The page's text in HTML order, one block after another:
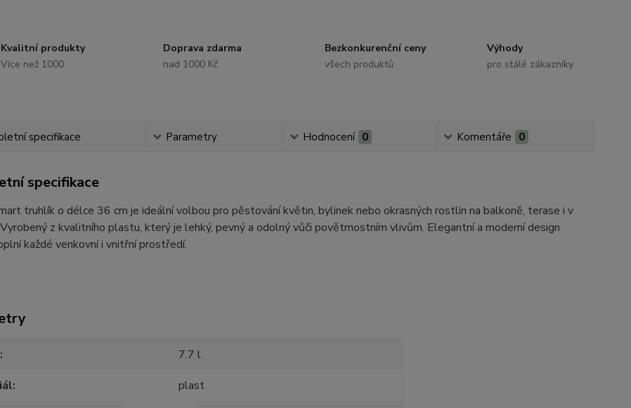
Kvalitní produkty
Více než 1000
Doprava zdarma
nad 1000 Kč
Bezkonkurenční ceny
všech produktů
Výhody
pro stálé zákazníky
specifikace Parametry Hodnocení 0 Komentáře 0
specifikace
truhlík o délce 36 cm je ideální volbou pro pěstování květin, bylinek nebo okrasných rostlin na balkoně, terase i v
z kvalitního plastu, který je lehký, pevný a odolný vůči povětrnostním vlivům. Elegantní a moderní design
každé venkovní i vnitřní prostředí.
7.7 l
plast